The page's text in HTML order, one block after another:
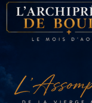
Aller
contenu